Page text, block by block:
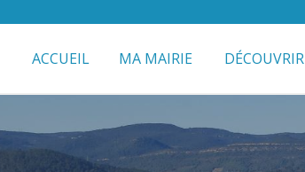
ACCUEIL MA MAIRIE DÉCOUVRIR